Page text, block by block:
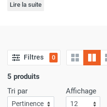
distribution propre,
Efficacité et
Ravitaillement
Lire la suite
Filtres 0
5 produits
Tri par
Affichage